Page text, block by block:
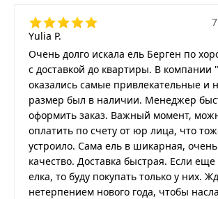
Yulia P.
Очень долго искала ель Берген по
с доставкой до квартиры. В компании
оказались самые привлекательные и
размер был в наличии. Менеджер
оформить заказ. Важный момент,
оплатить по счету от юр лица, что
устроило. Сама ель в шикарная,
качество. Доставка быстрая. Если
елка, то буду покупать только у них.
нетерпением нового года, чтобы